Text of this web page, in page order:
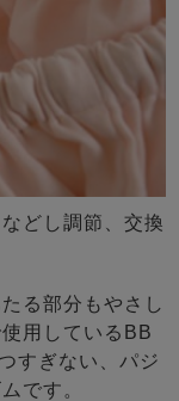
どし調節、交換
る部分もやさし
用しているBB
すぎない、パジ
です。